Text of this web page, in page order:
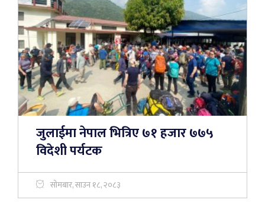
जुलाईमा नेपाल भित्रिए ७१ हजार ७७५
विदेशी पर्यटक
सोमबार, साउन १८, २०८३